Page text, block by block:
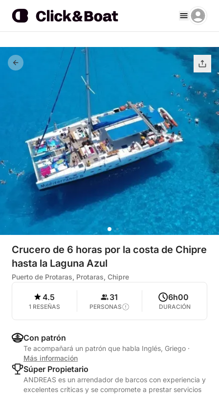
Crucero de 6 horas por la costa de Chipre
hasta la Laguna Azul
Puerto de Protaras, Protaras, Chipre
4.5
1 RESEÑAS
31
PERSONAS
6h00
DURACIÓN
Con patrón
Te acompañará un patrón que habla Inglés, Griego ·
Más información
Súper Propietario
ANDREAS es un arrendador de barcos con experiencia y
excelentes críticas y se compromete a prestar servicios